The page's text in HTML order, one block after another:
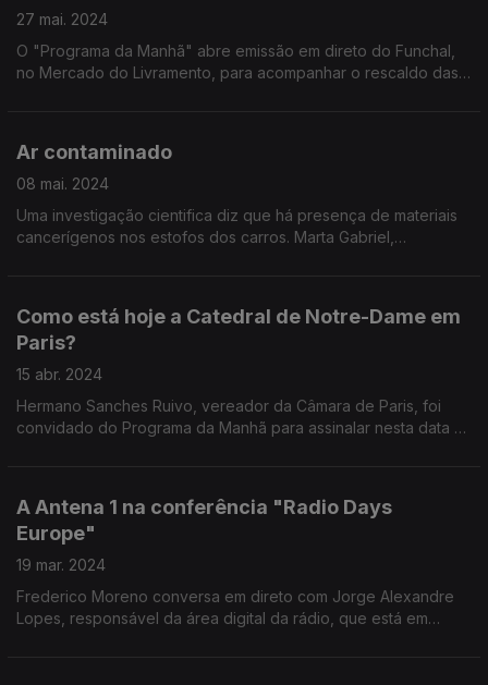
27 mai. 2024
O "Programa da Manhã" abre emissão em direto do Funchal,
no Mercado do Livramento, para acompanhar o rescaldo das
Ar contaminado
08 mai. 2024
Uma investigação cientifica diz que há presença de materiais
cancerígenos nos estofos dos carros. Marta Gabriel,
Como está hoje a Catedral de Notre-Dame em
Paris?
15 abr. 2024
Hermano Sanches Ruivo, vereador da Câmara de Paris, foi
convidado do Programa da Manhã para assinalar nesta data os
A Antena 1 na conferência "Radio Days
Europe"
19 mar. 2024
Frederico Moreno conversa em direto com Jorge Alexandre
Lopes, responsável da área digital da rádio, que está em